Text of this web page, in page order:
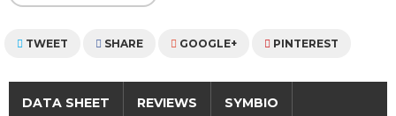
TWEET SHARE GOOGLE+ PINTEREST
DATA SHEET REVIEWS SYMBIO